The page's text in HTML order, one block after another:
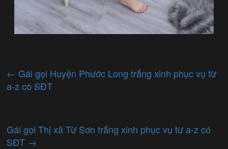
← Gái gọi Huyện Phước Long trắng xinh phục vụ từ
a-z có SĐT
Gái gọi Thị xã Từ Sơn trắng xinh phục vụ từ a-z có
SĐT →